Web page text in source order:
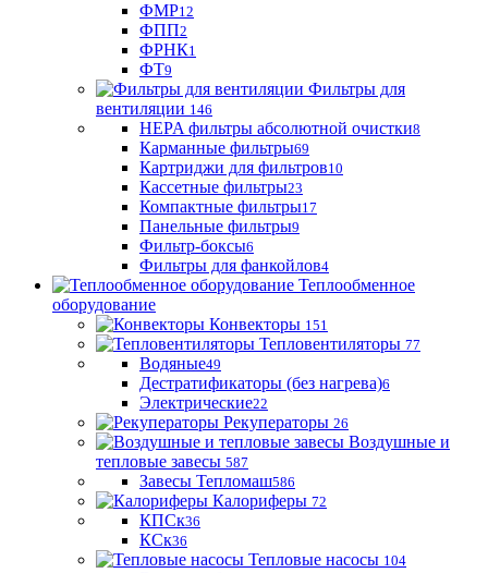
ФМР12
ФПП2
ФРНК1
ФТ9
Фильтры для
вентиляции 146
HEPA фильтры абсолютной очистки8
Карманные фильтры69
Картриджи для фильтров10
Кассетные фильтры23
Компактные фильтры17
Панельные фильтры9
Фильтр-боксы6
Фильтры для фанкойлов4
Теплообменное
оборудование
Конвекторы 151
Тепловентиляторы 77
Водяные49
Дестратификаторы (без нагрева)6
Электрические22
Рекуператоры 26
Воздушные и
тепловые завесы 587
Завесы Тепломаш586
Калориферы 72
КПСк36
КСк36
Тепловые насосы 104